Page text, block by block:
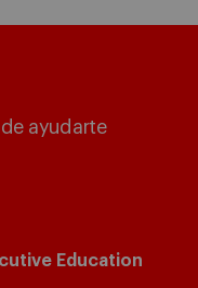
ayudarte
Education